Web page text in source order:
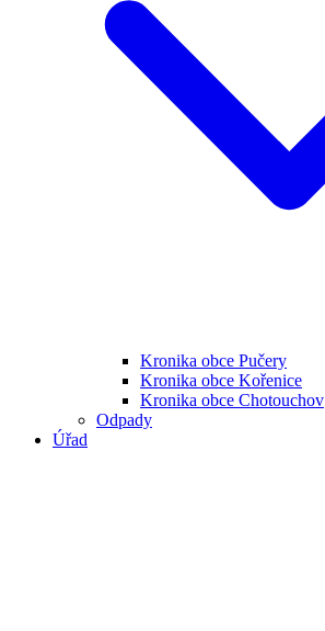
Kronika obce Pučery
Kronika obce Kořenice
Kronika obce Chotouchov
Odpady
Úřad